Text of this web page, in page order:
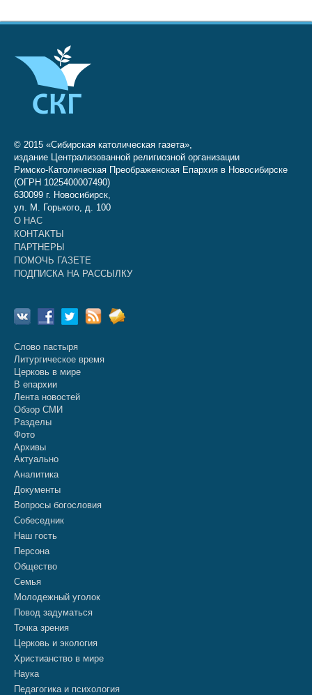
© 2015 «Сибирская католическая газета»,
издание Централизованной религиозной организации
Римско-Католическая Преображенская Епархия в Новосибирске
(ОГРН 1025400007490)
630099 г. Новосибирск,
ул. М. Горького, д. 100
О НАС
КОНТАКТЫ
ПАРТНЕРЫ
ПОМОЧЬ ГАЗЕТЕ
ПОДПИСКА НА РАССЫЛКУ
Слово пастыря
Литургическое время
Церковь в мире
В епархии
Лента новостей
Обзор СМИ
Разделы
Фото
Архивы
Актуально
Аналитика
Документы
Вопросы богословия
Собеседник
Наш гость
Персона
Общество
Семья
Молодежный уголок
Повод задуматься
Точка зрения
Церковь и экология
Христианство в мире
Наука
Педагогика и психология